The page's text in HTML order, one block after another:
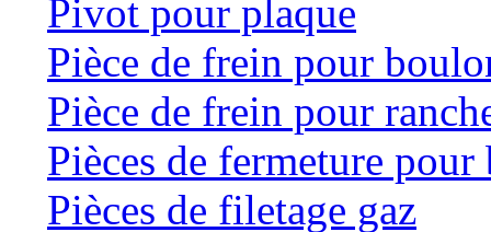
Pivot pour plaque
Pièce de frein pour
Pièce de frein pour
Pièces de fermeture
Pièces de filetage gaz